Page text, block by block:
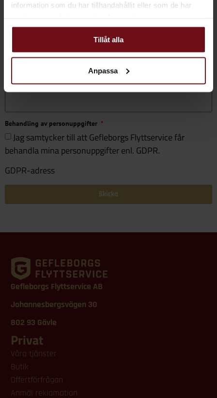
information som du har tillhandahållit eller som de har
Tillåt alla
Anpassa
Behövs kartonger för uppdraget
Nej
Om ja på ovanstående fråga, hur många kartonger önskas?
Behandling av personuppgifter
Jag samtycker till att Gefleborgs Flyttservice får
behandla mina personuppgifter enl. GDPR.
GDPR-adress
Skicka
Gefleborgs Flyttservice AB
Johannesbergsvägen 30
802 93 Gävle
Privat
Våra tjänster
Butik
Offertförfrågan
Anmäl reklamation